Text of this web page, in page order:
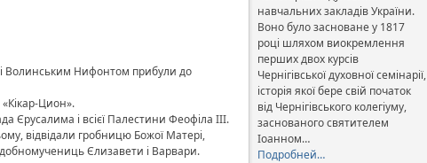
Волинським Нифонтом прибули до
Цион».
Єрусалима і всієї Палестини Феофіла ІІІ.
відвідали гробницю Божої Матері,
Єлизавети і Варвари.
навчальних закладів України.
Воно було засноване у 1817
році шляхом виокремлення
перших двох курсів
Чернігівської духовної семінарії,
історія якої бере свій початок
від Чернігівського колегіуму,
заснованого святителем
Іоанном…
Подробней…